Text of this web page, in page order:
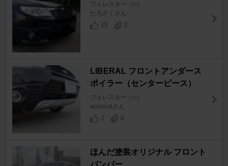
フォレスター [SH]
たろさくさん
15
2
LIBERAL フロントアンダース
ポイラー（センターピース）
フォレスター [SH]
aomocaさん
2
0
ほんだ塗装オリジナル フロント